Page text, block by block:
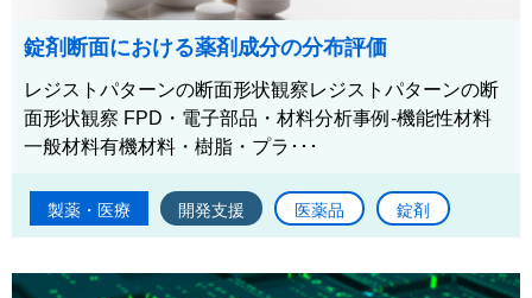
錠剤断面における薬剤成分の分布評価
レジストパターンの断面形状観察レジストパターンの断
面形状観察 FPD・電子部品・材料分析事例-機能性材料
一般材料有機材料・樹脂・プラ･･･
製薬・医療 開発支援 医薬品 錠剤